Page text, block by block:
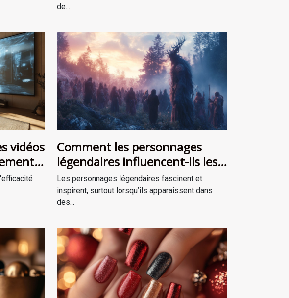
de...
vidéos
Comment les personnages
légendaires influencent-ils les
récits de survie ?
Les personnages légendaires fascinent et
inspirent, surtout lorsqu’ils apparaissent dans
des...